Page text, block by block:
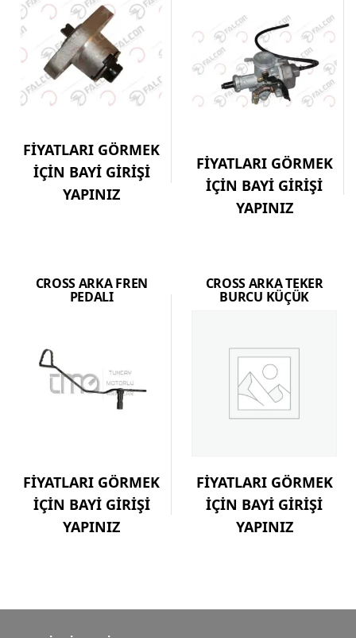
FİYATLARI GÖRMEK
İÇİN BAYİ GİRİŞİ
YAPINIZ
FİYATLARI GÖRMEK
İÇİN BAYİ GİRİŞİ
YAPINIZ
CROSS ARKA FREN
PEDALI
FİYATLARI GÖRMEK
İÇİN BAYİ GİRİŞİ
YAPINIZ
CROSS ARKA TEKER
BURCU KÜÇÜK
FİYATLARI GÖRMEK
İÇİN BAYİ GİRİŞİ
YAPINIZ